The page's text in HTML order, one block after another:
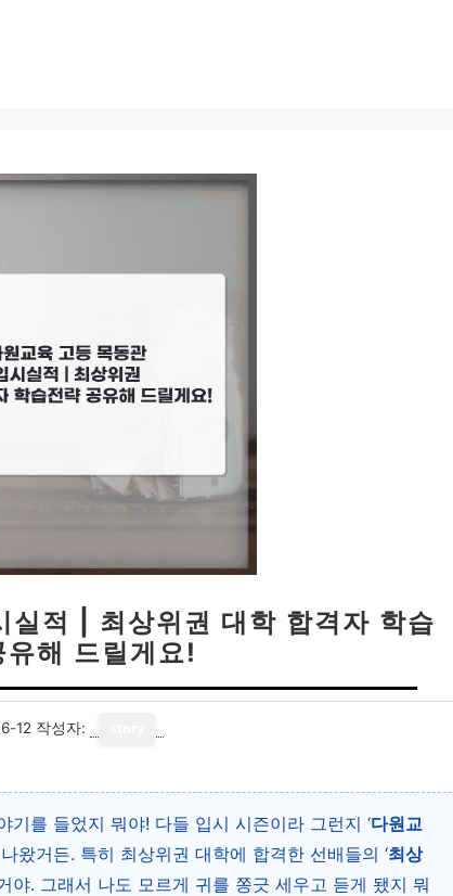
실적 | 최상위권 대학 합격자 학습
유해 드릴게요!
12 작성자:
를 들었지 뭐야! 다들 입시 시즌이라 그런지 ‘다원교
왔거든. 특히 최상위권 대학에 합격한 선배들의 ‘최상
야. 그래서 나도 모르게 귀를 쫑긋 세우고 듣게 됐지 뭐